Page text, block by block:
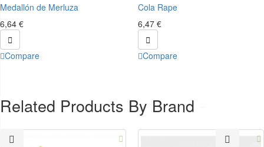
Medallón de Merluza
6,64 €

Compare
Cola Rape
6,47 €

Compare
Related Products By Brand
 